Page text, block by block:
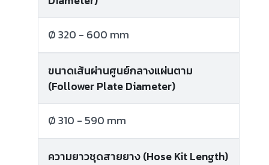
Ø 320 - 600 mm
ขนาดเส้นผ่านศูนย์กลางแผ่นตาม
(Follower Plate Diameter)
Ø 310 - 590 mm
ความยาวชุดสายยาง (Hose Kit Length)